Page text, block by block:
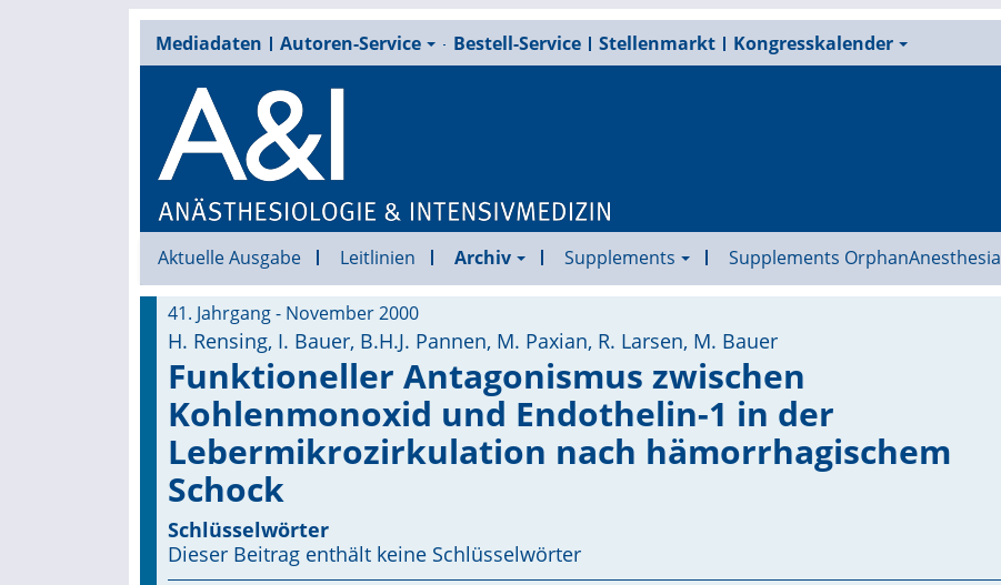
Mediadaten Autoren-Service Bestell-Service Stellenmarkt Kongresskalender
Aktuelle Ausgabe Leitlinien Archiv Supplements Supplements OrphanAnesthesia
41. Jahrgang - November 2000
H. Rensing, I. Bauer, B.H.J. Pannen, M. Paxian, R. Larsen, M. Bauer
Funktioneller Antagonismus zwischen
Kohlenmonoxid und Endothelin-1 in der
Lebermikrozirkulation nach hämorrhagischem
Schock
Schlüsselwörter
Dieser Beitrag enthält keine Schlüsselwörter